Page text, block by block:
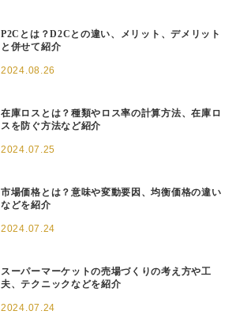
P2Cとは？D2Cとの違い、メリット、デメリット
と併せて紹介
2024.08.26
在庫ロスとは？種類やロス率の計算方法、在庫ロ
スを防ぐ方法など紹介
2024.07.25
市場価格とは？意味や変動要因、均衡価格の違い
などを紹介
2024.07.24
スーパーマーケットの売場づくりの考え方や工
夫、テクニックなどを紹介
2024.07.24